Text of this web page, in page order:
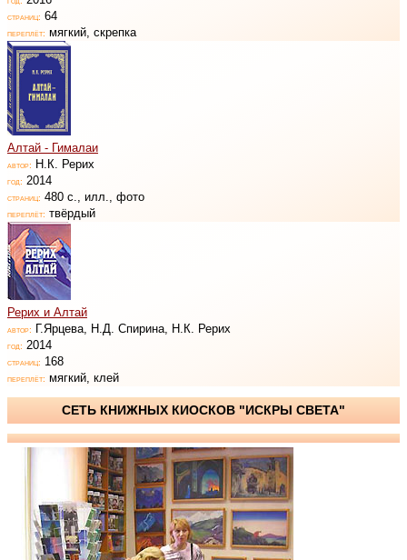
страниц: 64
переплёт: мягкий, скрепка
Алтай - Гималаи
автор: Н.К. Рерих
год: 2014
страниц: 480 с., илл., фото
переплёт: твёрдый
Рерих и Алтай
автор: Г.Ярцева, Н.Д. Спирина, Н.К. Рерих
год: 2014
страниц: 168
переплёт: мягкий, клей
СЕТЬ КНИЖНЫХ КИОСКОВ "ИСКРЫ СВЕТА"